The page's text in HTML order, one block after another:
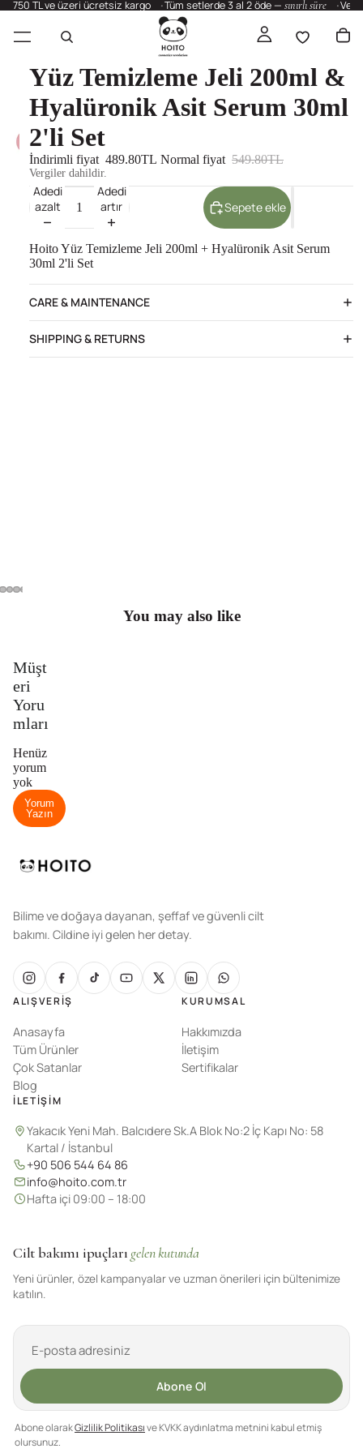
750 TL ve üzeri ücretsiz kargo Tüm setlerde 3 al 2 öde —sınırlı süre
Yüz Temizleme Jeli 200ml &
Hyalüronik Asit Serum 30ml
2'li Set
İndirimli fiyat 489.80TL Normal fiyat 549.80TL
Vergiler dahildir.
Adedi
azalt
Adedi
artır
Sepete ekle
Hoito Yüz Temizleme Jeli 200ml + Hyalüronik Asit Serum
30ml 2'li Set
CARE & MAINTENANCE
SHIPPING & RETURNS
You may also like
Müşt
eri
Yoru
mları
Henüz
yorum
yok
Yorum
Yazın
Cilt bakımı ipuçları gelen kutunda
Yeni ürünler, özel kampanyalar ve uzman önerileri için bültenimize
katılın.
Abone Ol
Abone olarakGizlilik Politikasıve KVKK aydınlatma metnini kabul etmiş
olursunuz.
Bilime ve doğaya dayanan, şeffaf ve güvenli cilt
bakımı. Cildine iyi gelen her detay.
ALIŞVERIŞ
Anasayfa
Tüm Ürünler
Çok Satanlar
Blog
KURUMSAL
Hakkımızda
İletişim
Sertifikalar
İLETIŞIM
Yakacık Yeni Mah. Balcıdere Sk.A Blok No:2 İç Kapı No: 58
Kartal / İstanbul
+90 506 544 64 86
info@hoito.com.tr
Hafta içi 09:00 – 18:00